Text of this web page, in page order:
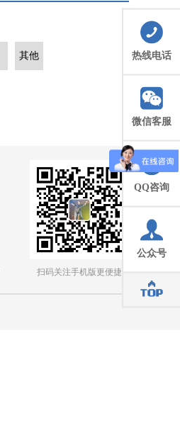
热线电话
微信客服
QQ咨询
公众号
其他
扫码关注手机版更便捷